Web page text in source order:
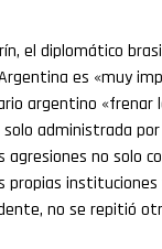
el diplomático
es «muy
argentino «frenar
administrada
agresiones no solo
propias instituciones
no se repitió